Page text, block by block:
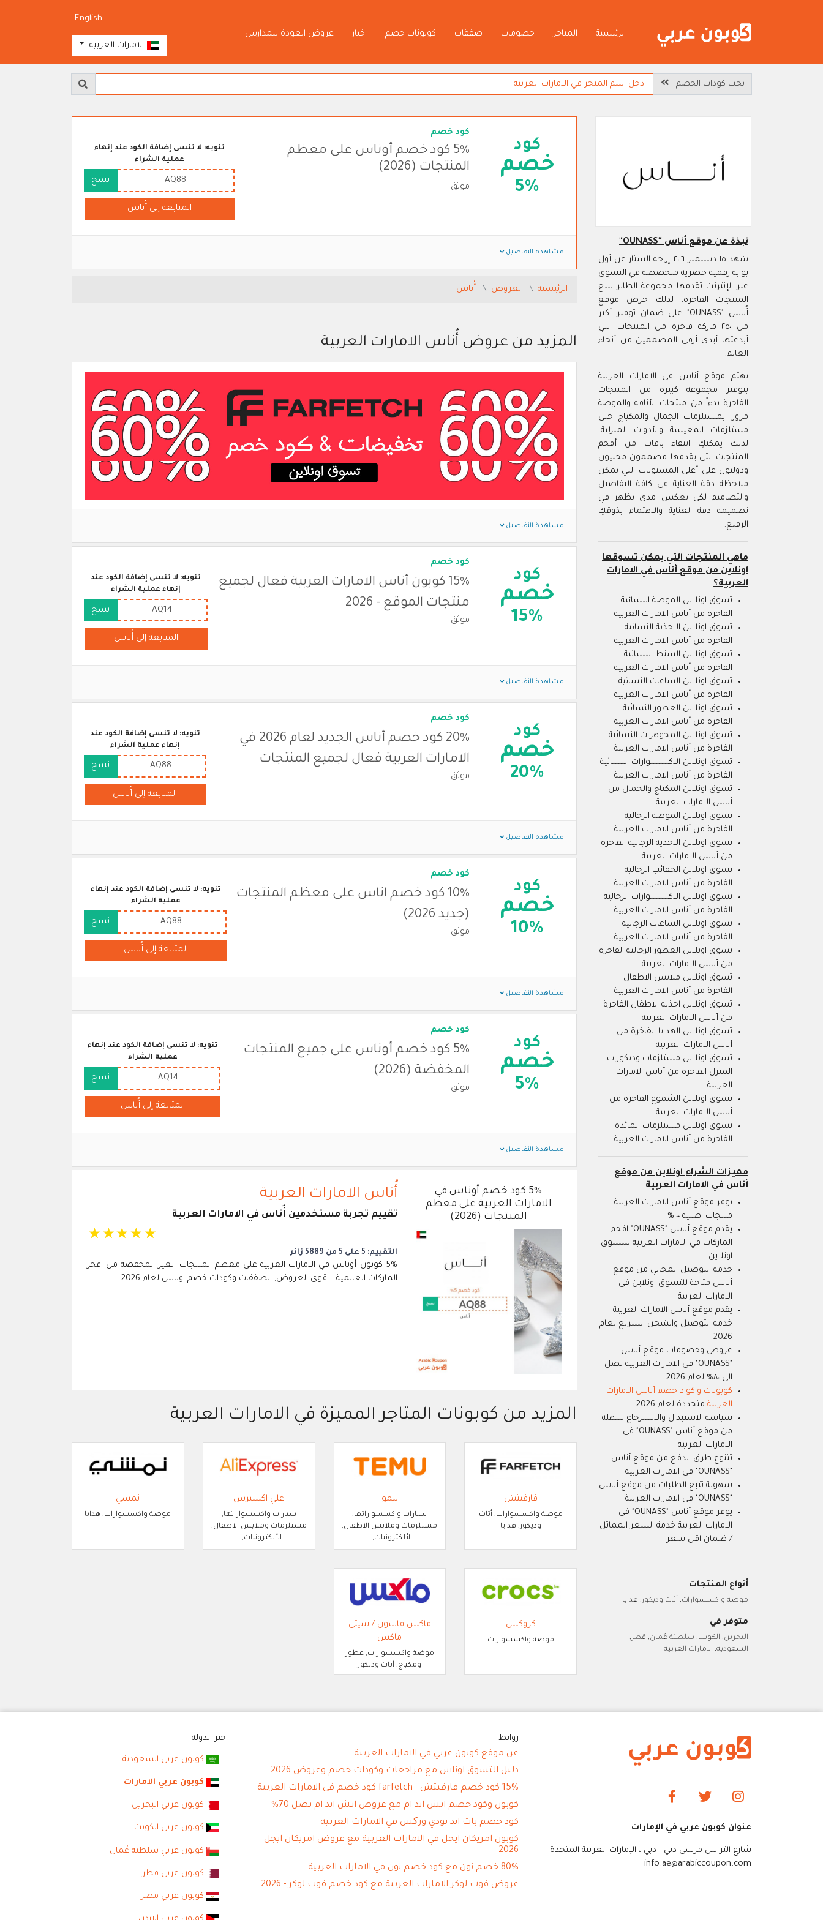
الرئيسية المتاجر خصومات صفقات كوبونات خصم اخبار عروض العودة للمدارس
English
الامارات العربية
بحث كودات الخصم
كود
خصم
5%
كود خصم
5% كود خصم أوناس على معظم
المنتجات (2026)
موثق
تنويه: لا تنسى إضافة الكود عند إنهاء
عملية الشراء
AQ88 نسخ
المتابعة إلى أُناس
مشاهدة التفاصيل
الرئيسية العروض أُناس
المزيد من عروض أُناس الامارات العربية
مشاهدة التفاصيل
كود
خصم
15%
كود خصم
15% كوبون أناس الامارات العربية فعال لجميع
منتجات الموقع - 2026
موثق
تنويه: لا تنسى إضافة الكود عند
إنهاء عملية الشراء
AQ14 نسخ
المتابعة إلى أُناس
مشاهدة التفاصيل
كود
خصم
20%
كود خصم
20% كود خصم أناس الجديد لعام 2026 في
الامارات العربية فعال لجميع المنتجات
موثق
تنويه: لا تنسى إضافة الكود عند
إنهاء عملية الشراء
AQ88 نسخ
المتابعة إلى أُناس
مشاهدة التفاصيل
كود
خصم
10%
كود خصم
10% كود خصم اناس على معظم المنتجات
(جديد 2026)
موثق
تنويه: لا تنسى إضافة الكود عند إنهاء
عملية الشراء
AQ88 نسخ
المتابعة إلى أُناس
مشاهدة التفاصيل
كود
خصم
5%
كود خصم
5% كود خصم أوناس على جميع المنتجات
المخفضة (2026)
موثق
تنويه: لا تنسى إضافة الكود عند إنهاء
عملية الشراء
AQ14 نسخ
المتابعة إلى أُناس
مشاهدة التفاصيل
5% كود خصم أوناس في
الامارات العربية على معظم
المنتجات (2026)
أُناس الامارات العربية
تقييم تجربة مستخدمين أُناس في الامارات العربية
☆ ☆☆ ☆ ☆
التقييم: 5 على 5 من 5889 زائر
5% كوبون أوناس في الامارات العربية على معظم المنتجات الغير المخفضة من افخر
الماركات العالمية - اقوى العروض, الصفقات وكودات خصم اوناس لعام 2026
المزيد من كوبونات المتاجر المميزة في الامارات العربية
فارفيتش
موضة واكسسوارات, أثاث
وديكور, هدايا
تيمو
سيارات واكسسواراتها,
مستلزمات وملابس الاطفال,
الألكترونيات, ..
علي اكسبرس
سيارات واكسسواراتها,
مستلزمات وملابس الاطفال,
الألكترونيات, ..
نمشي
موضة واكسسوارات, هدايا
كروكس
موضة واكسسوارات
ماكس فاشون / سيتي
ماكس
موضة واكسسوارات, عطور
ومكياج, أثاث وديكور
نبذة عن موقع أناس "OUNASS"
شهد ١٥ ديسمبر ٢٠١٦ إزاحة الستار عن أول
بوابة رقمية حصرية متخصصة في التسوق
عبر الإنترنت تقدمها مجموعة الطاير لبيع
المنتجات الفاخرة، لذلك حرص موقع
أُناس "OUNASS" على ضمان توفير أكثر
من ٢٥٠ ماركة فاخرة من المنتجات التي
أبدعتها أيدي أرقى المصممين من أنحاء
العالم.
يهتم موقع أناس في الامارات العربية
بتوفير مجموعة كبيرة من المنتجات
الفاخرة بدءاً من منتجات الأناقة والموضة
مرورا بمستلزمات الجمال والمكياج حتى
مستلزمات المعيشة والأدوات المنزلية.
لذلك يمكنكِ انتقاء باقات من أفخم
المنتجات التي يقدمها مصممون محليون
ودوليون على أعلى المستويات التي يمكن
ملاحظة دقة العناية في كافة التفاصيل
والتصاميم لكي يعكس مدى يظهر في
تصميمه دقة العناية والاهتمام بذوقكِ
الرفيع.
ماهي المنتجات التي يمكن تسوقها
اونلاين من موقع أناس في الامارات
العربية؟
تسوق اونلاين الموضة النسائية
الفاخرة من أناس الامارات العربية
تسوق اونلاين الاحذية النسائية
الفاخرة من أناس الامارات العربية
تسوق اونلاين الشنط النسائية
الفاخرة من أناس الامارات العربية
تسوق اونلاين الساعات النسائية
الفاخرة من أناس الامارات العربية
تسوق اونلاين العطور النسائية
الفاخرة من أناس الامارات العربية
تسوق اونلاين المجوهرات النسائية
الفاخرة من أناس الامارات العربية
تسوق اونلاين الاكسسوارات النسائية
الفاخرة من أناس الامارات العربية
تسوق اونلاين المكياج والجمال من
أناس الامارات العربية
تسوق اونلاين الموضة الرجالية
الفاخرة من أناس الامارات العربية
تسوق اونلاين الاحذية الرجالية الفاخرة
من أناس الامارات العربية
تسوق اونلاين الحقائب الرجالية
الفاخرة من أناس الامارات العربية
تسوق اونلاين الاكسسوارات الرجالية
الفاخرة من أناس الامارات العربية
تسوق اونلاين الساعات الرجالية
الفاخرة من أناس الامارات العربية
تسوق اونلاين العطور الرجالية الفاخرة
من أناس الامارات العربية
تسوق اونلاين ملابس الاطفال
الفاخرة من أناس الامارات العربية
تسوق اونلاين احذية الاطفال الفاخرة
من أناس الامارات العربية
تسوق اونلاين الهدايا الفاخرة من
أناس الامارات العربية
تسوق اونلاين مستلزمات وديكورات
المنزل الفاخرة من أناس الامارات
العربية
تسوق اونلاين الشموع الفاخرة من
أناس الامارات العربية
تسوق اونلاين مستلزمات المائدة
الفاخرة من أناس الامارات العربية
مميزات الشراء اونلاين من موقع
أناس في الامارات العربية
يوفر موقع أناس الامارات العربية
منتجات اصلية ١٠٠%
يقدم موقع أناس "OUNASS" افخم
الماركات في الامارات العربية للتسوق
اونلاين.
خدمة التوصيل المجاني من موقع
أناس متاحة للتسوق اونلاين في
الامارات العربية
يقدم موقع أناس الامارات العربية
خدمة التوصيل والشحن السريع لعام
2026
عروض وخصومات موقع أناس
"OUNASS" في الامارات العربية تصل
الى ٨٠% لعام 2026
كوبونات واكواد خصم أناس الامارات
العربيةمتجددة لعام 2026
سياسة الاستبدال والاسترجاع سهلة
من موقع أناس "OUNASS" في
الامارات العربية
تتنوع طرق الدفع من موقع أناس
"OUNASS" في الامارات العربية
سهولة تتبع الطلبات من موقع أناس
"OUNASS" في الامارات العربية
يوفر موقع أناس "OUNASS" في
الامارات العربية خدمة السعر المماثل
/ ضمان اقل سعر
أنواع المنتجات
موضة واكسسوارات, أثاث وديكور, هدايا
متوفر في
البحرين, الكويت, سلطنة عُمان, قطر,
السعودية, الامارات العربية
عنوان كوبون عربي في الإمارات
شارع التراس مرسى دبي - دبي ، الإمارات العربية المتحدة
info.ae@arabiccoupon.com
روابط
عن موقع كوبون عربي في الامارات العربية
دليل التسوق اونلاين مع مراجعات وكودات خصم وعروض 2026
15% كود خصم فارفيتش - farfetch كود خصم في الامارات العربية
كوبون وكود خصم اتش اند ام مع عروض اتش اند ام تصل 70%
كود خصم باث اند بودي ورکس في الامارات العربية
كوبون امريكان ايجل في الامارات العربية مع عروض امريكان ايجل
2026
80% خصم نون مع كود خصم نون في الامارات العربية
عروض فوت لوكر الامارات العربية مع كود خصم فوت لوكر - 2026
اختر الدولة
كوبون عربي السعودية
كوبون عربي الامارات
كوبون عربي البحرين
كوبون عربي الكويت
كوبون عربي سلطنة عُمان
كوبون عربي قطر
كوبون عربي مصر